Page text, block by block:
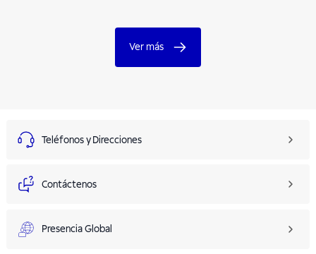
Ver más
Teléfonos y Direcciones
Contáctenos
Presencia Global